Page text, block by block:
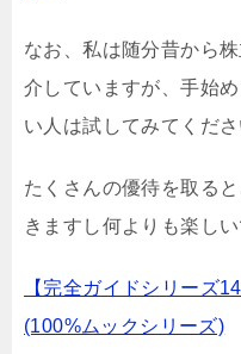
なお、私は随分昔から
介していますが、手始
い人は試してみてくださ
たくさんの優待を取る
きますし何よりも楽しい
【完全ガイドシリーズ
(100%ムックシリーズ)